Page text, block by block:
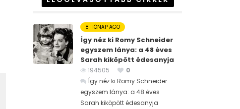
8 HÓNAP AGO
Így néz ki Romy Schneider
egyszem lánya: a 48 éves
Sarah kiköpött édesanyja
194505
0
Így néz ki Romy Schneider
egyszem lánya: a 48 éves
Sarah kiköpött édesanyja